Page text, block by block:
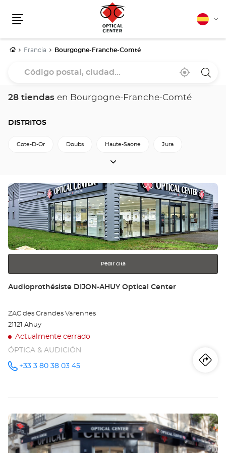
Español
InicioFrancia Bourgogne-Franche-Comté
Cerca
ubicación
,
tienda
Optical
una
28 tiendas en Bourgogne-Franche-Comté
DISTRITOS
DISTRITOS
Cote-D-Or Doubs Haute-Saone Jura
Yonne
Volver a Francia
Pulse
ENTER
para
obtener
más
información
Pedir cita
Tienda:
Audioprothésiste DIJON-AHUY Optical Center
ZAC des Grandes Varennes
21121 Ahuy
Actualmente cerrado
ÓPTICA & AUDICIÓN
número
+33 3 80 38 03 45
a
Pulse
ENTER
para